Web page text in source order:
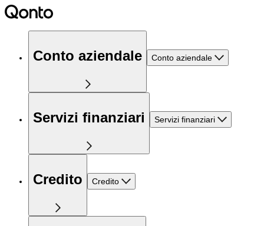
Conto aziendale Conto aziendale
Servizi finanziari Servizi finanziari
Credito Credito